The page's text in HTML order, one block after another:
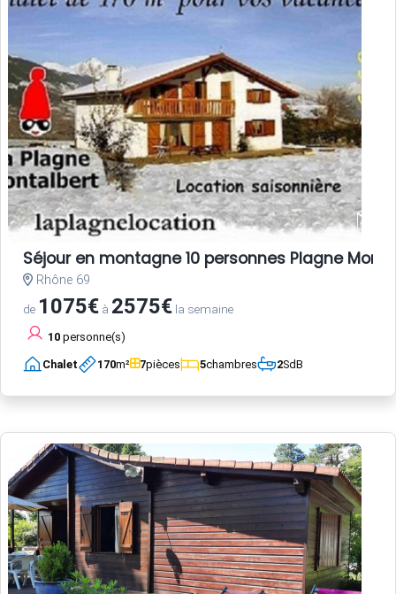
Séjour en montagne 10 personnes Plagne
Rhône 69
de 1075€ à 2575€ la semaine
10 personne(s)
Chalet 170m² 7pièces 5chambres 2SdB